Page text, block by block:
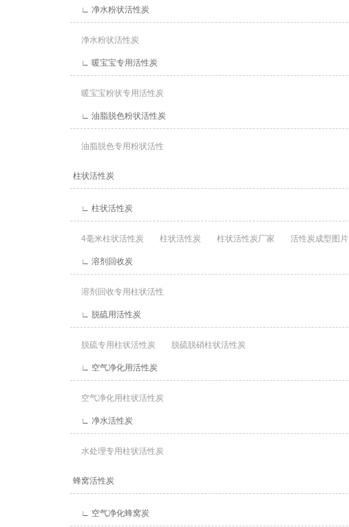
∟ 净水粉状活性炭
净水粉状活性炭
∟ 暖宝宝专用活性炭
暖宝宝粉状专用活性炭
∟ 油脂脱色粉状活性炭
油脂脱色专用粉状活性
柱状活性炭
∟ 柱状活性炭
4毫米柱状活性炭 柱状活性炭 柱状活性炭厂家 活性炭成型图片
∟ 溶剂回收炭
溶剂回收专用柱状活性
∟ 脱硫用活性炭
脱硫专用柱状活性炭 脱硫脱硝柱状活性炭
∟ 空气净化用活性炭
空气净化用柱状活性炭
∟ 净水活性炭
水处理专用柱状活性炭
蜂窝活性炭
∟ 空气净化蜂窝炭